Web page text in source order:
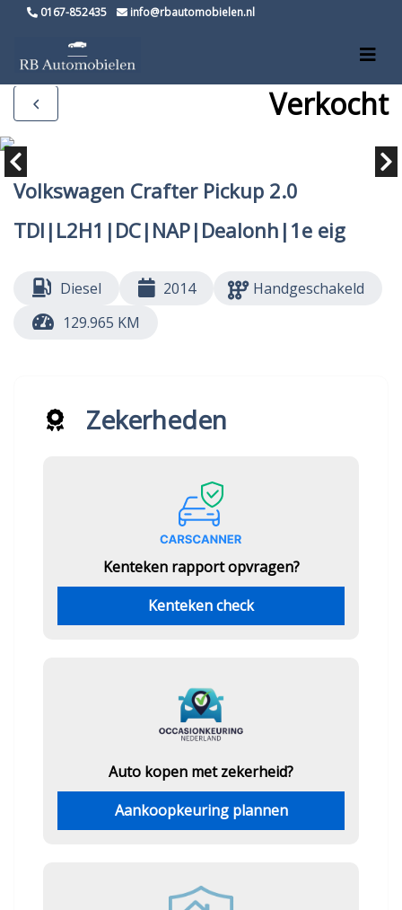
0167-852435 info@rbautomobielen.nl
Verkocht
Volkswagen Crafter Pickup 2.0
TDI|L2H1|DC|NAP|Dealonh|1e eig
Diesel 2014
Handgeschakeld
129.965 KM
Zekerheden
Kenteken rapport opvragen?
Kenteken check
Auto kopen met zekerheid?
Aankoopkeuring plannen